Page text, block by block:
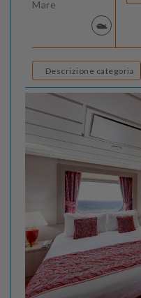
Mare
Descrizione categoria